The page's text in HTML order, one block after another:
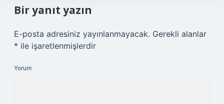
Bir yanıt yazın
E-posta adresiniz yayınlanmayacak. Gerekli alanlar
* ile işaretlenmişlerdir
Yorum